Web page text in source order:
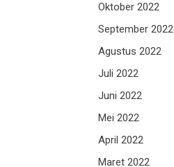
Oktober 2022
September 2022
Agustus 2022
Juli 2022
Juni 2022
Mei 2022
April 2022
Maret 2022